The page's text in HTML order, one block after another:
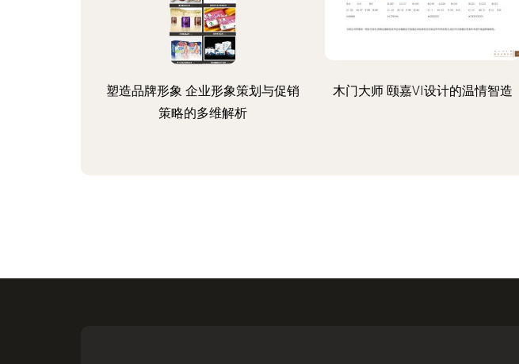
塑造品牌形象 企业形象策划与促销
策略的多维解析
木门大师 颐嘉VI设计的温情智造